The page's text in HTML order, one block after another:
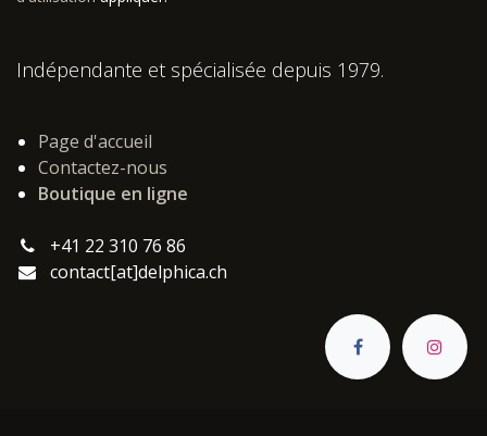
Indépendante et spécialisée depuis 1979.
Page d'accueil
Contactez-nous
Boutique en ligne
+41 22 310 76 86
contact[at]delphica.ch